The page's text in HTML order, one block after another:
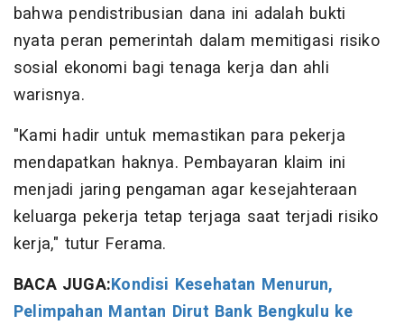
bahwa pendistribusian dana ini adalah bukti
nyata peran pemerintah dalam memitigasi risiko
sosial ekonomi bagi tenaga kerja dan ahli
warisnya.
"Kami hadir untuk memastikan para pekerja
mendapatkan haknya. Pembayaran klaim ini
menjadi jaring pengaman agar kesejahteraan
keluarga pekerja tetap terjaga saat terjadi risiko
kerja," tutur Ferama.
BACA JUGA:Kondisi Kesehatan Menurun,
Pelimpahan Mantan Dirut Bank Bengkulu ke